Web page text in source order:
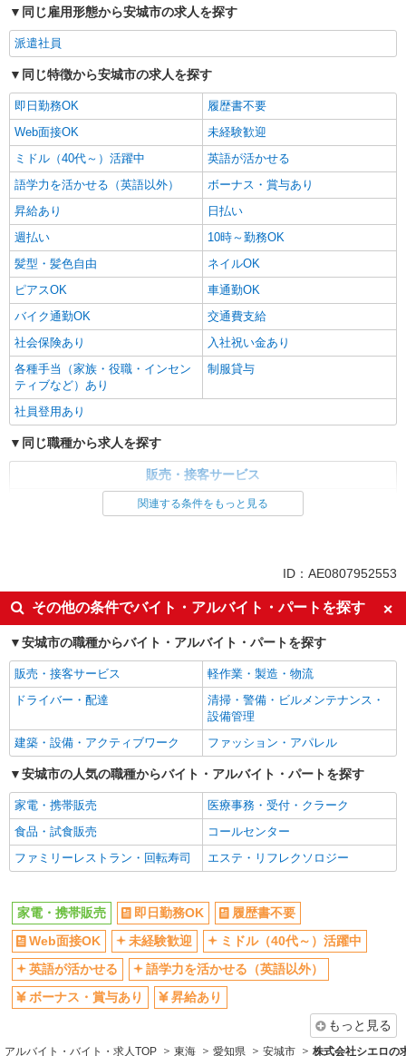
同じ雇用形態から安城市の求人を探す
派遣社員
同じ特徴から安城市の求人を探す
即日勤務OK
履歴書不要
Web面接OK
未経験歓迎
ミドル（40代～）活躍中
英語が活かせる
語学力を活かせる（英語以外）
ボーナス・賞与あり
昇給あり
日払い
週払い
10時～勤務OK
髪型・髪色自由
ネイルOK
ピアスOK
車通勤OK
バイク通勤OK
交通費支給
社会保険あり
入社祝い金あり
各種手当（家族・役職・インセン
ティブなど）あり
制服貸与
社員登用あり
同じ職種から求人を探す
販売・接客サービス
英語が活かせる
ボーナス・賞与あり
日払い
車通勤OK
交通費支給
社会保険あり
社員登用あり
関連する条件をもっと見る
ID：AE0807952553
その他の条件でバイト・アルバイト・パートを探す
安城市の職種からバイト・アルバイト・パートを探す
販売・接客サービス
軽作業・製造・物流
ドライバー・配達
清掃・警備・ビルメンテナンス・
設備管理
建築・設備・アクティブワーク
ファッション・アパレル
安城市の人気の職種からバイト・アルバイト・パートを探す
家電・携帯販売
医療事務・受付・クラーク
食品・試食販売
コールセンター
ファミリーレストラン・回転寿司
エステ・リフレクソロジー
家電・携帯販売 即日勤務OK
履歴書不要
Web面接OK
未経験歓迎
ミドル（40代～）活躍中
英語が活かせる
語学力を活かせる（英語以外）
ボーナス・賞与あり
昇給あり
もっと見る
アルバイト・バイト・求人TOP 東海 愛知県 安城市 株式会社シエロの